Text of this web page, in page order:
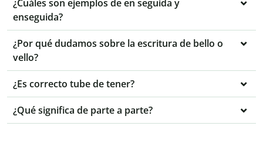
¿Cuáles son ejemplos de en seguida y
enseguida?
¿Por qué dudamos sobre la escritura de bello o
vello?
¿Es correcto tube de tener?
¿Qué significa de parte a parte?